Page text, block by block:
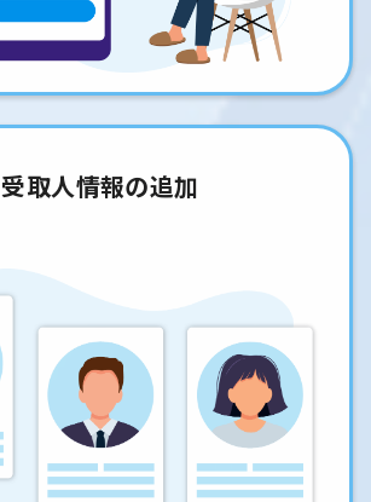
受取人情報の追加